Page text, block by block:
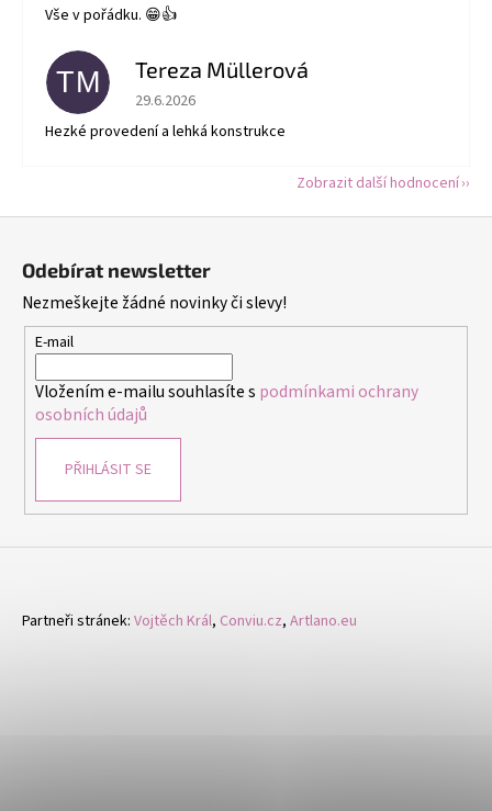
Vše v pořádku. 😁👍
TM Tereza Müllerová
Hodnocení obchodu je 5 z 5 hvězdiček.
29.6.2026
Hezké provedení a lehká konstrukce
Zobrazit další hodnocení
Odebírat newsletter
Nezmeškejte žádné novinky či slevy!
E-mail
Vložením e-mailu souhlasíte s podmínkami ochrany
osobních údajů
PŘIHLÁSIT SE
Partneři stránek: Vojtěch Král, Conviu.cz, Artlano.eu